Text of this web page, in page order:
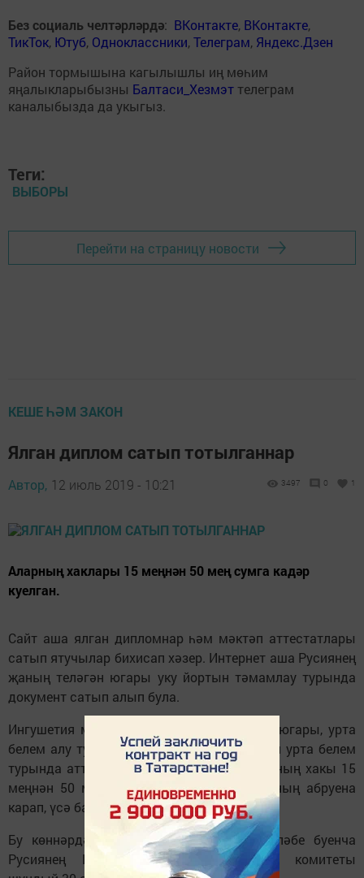
Без социаль челтәрләрдә: ВКонтакте, ВКонтакте,
ТикТок, Ютуб, Одноклассники,Телеграм, Яндекс.Дзен
Район тормышына кагылышлы иң мөһим
яңалыкларыбызны Балтаси_Хезмэт телеграм
каналыбызда да укыгыз.
Теги:
ВЫБОРЫ
Перейти на страницу новости
КЕШЕ ҺӘМ ЗАКОН
Ялган диплом сатып тотылганнар
Автор, 12 июль 2019 - 10:21 3497 0 1
Аларның хаклары 15 меңнән 50 мең сумга кадәр
куелган.
Сайт аша ялган дипломнар һәм мәктәп аттестатлары
сатып ятучылар бихисап хәзер. Интернет аша Русиянең
җаның теләгән югары уку йортын тәмамлау турында
документ сатып алып була.
Ингушетия мошенниклары да Интернетта югары, урта
белем алу турында катыргы, хәтта гомуми урта белем
турында аттестат та тәкъдим иткән. Аларның хакы 15
меңнән 50 мең сумга кадәр куелган, вузның абруена
карап, үсә барган.
Бу көннәрдә Назрань прокуратурасы таләбе буенча
Русиянең Ингушетия буенча контроль комитеты